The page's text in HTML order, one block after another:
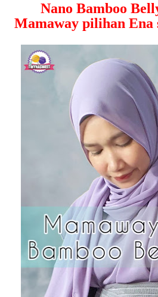
Nano Bamboo
Mamaway pilihan Ena